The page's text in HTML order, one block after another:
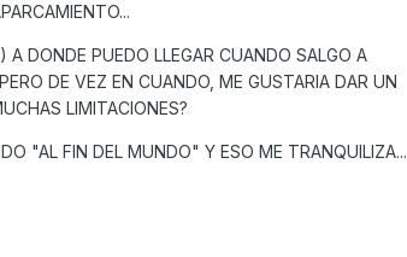
A DONDE PUEDO LLEGAR CUANDO SALGO A
DE VEZ EN CUANDO, ME GUSTARIA DAR UN
LIMITACIONES?
"AL FIN DEL MUNDO" Y ESO ME TRANQUILIZA...